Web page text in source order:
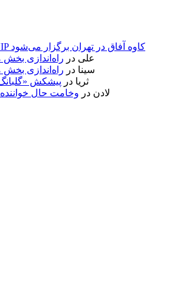
کنسرت VIP کاوه آفاق در تهران برگزار می‌شود
علی در راه‌اندازی بخش
سینا در راه‌اندازی بخش
ثریا در پیشکش
لادن در وخامت حال